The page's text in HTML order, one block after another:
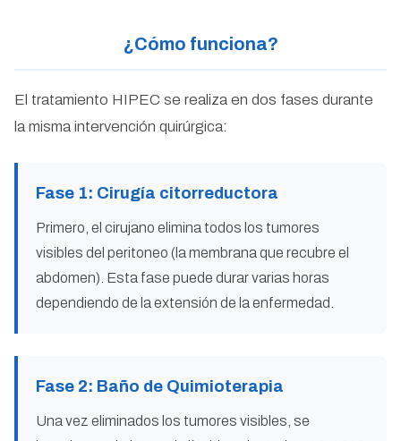
¿Cómo funciona?
El tratamiento HIPEC se realiza en dos fases durante
la misma intervención quirúrgica:
Fase 1: Cirugía citorreductora
Primero, el cirujano elimina todos los tumores
visibles del peritoneo (la membrana que recubre el
abdomen). Esta fase puede durar varias horas
dependiendo de la extensión de la enfermedad.
Fase 2: Baño de Quimioterapia
Una vez eliminados los tumores visibles, se